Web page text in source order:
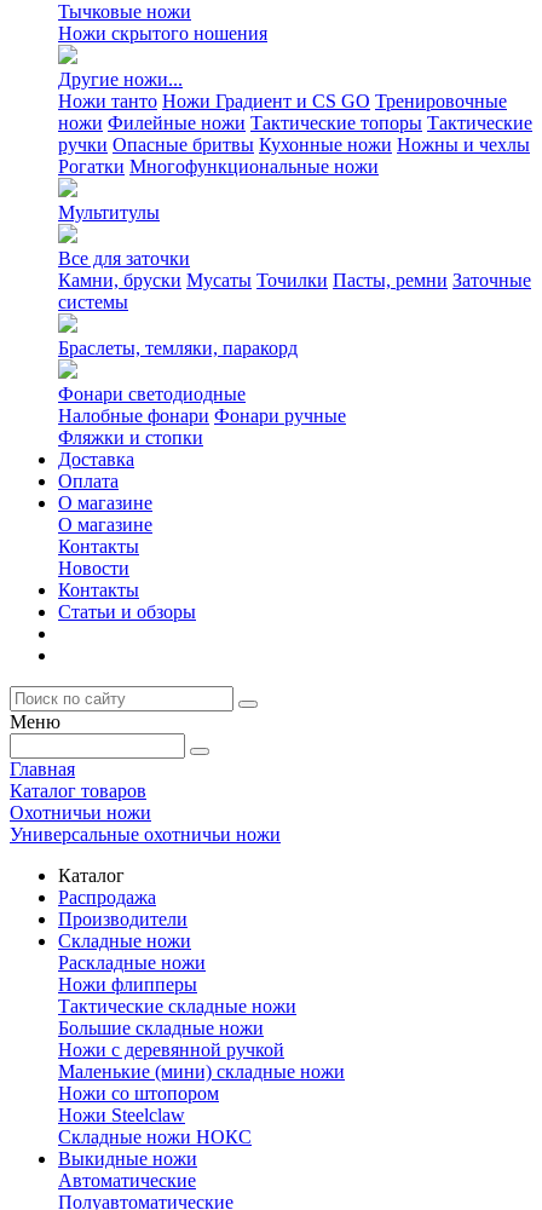
Тычковые ножи
Ножи скрытого ношения
Другие ножи...
Ножи танто Ножи Градиент и CS GO Тренировочные
ножи Филейные ножи Тактические топоры Тактические
ручки Опасные бритвы Кухонные ножи Ножны и чехлы
Рогатки Многофункциональные ножи
Мультитулы
Все для заточки
Камни, бруски Мусаты Точилки Пасты, ремни Заточные
системы
Браслеты, темляки, паракорд
Фонари светодиодные
Налобные фонари Фонари ручные
Фляжки и стопки
Доставка
Оплата
О магазине
О магазине
Контакты
Новости
Контакты
Статьи и обзоры
Меню
Главная
Каталог товаров
Охотничьи ножи
Универсальные охотничьи ножи
Каталог
Распродажа
Производители
Складные ножи
Раскладные ножи
Ножи флипперы
Тактические складные ножи
Большие складные ножи
Ножи с деревянной ручкой
Маленькие (мини) складные ножи
Ножи со штопором
Ножи Steelclaw
Складные ножи НОКС
Выкидные ножи
Автоматические
Полуавтоматические